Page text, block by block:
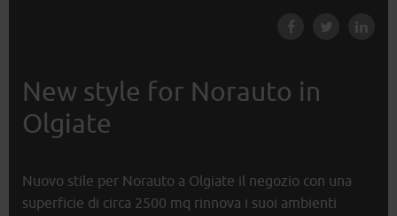
New style for Norauto in
Olgiate
Nuovo stile per Norauto a Olgiate il negozio con una
superficie di circa 2500 mq rinnova i suoi ambienti